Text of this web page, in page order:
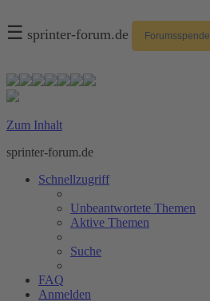
☰ sprinter-forum.de Forumsspende
Zum Inhalt
sprinter-forum.de
Schnellzugriff
Unbeantwortete Themen
Aktive Themen
Suche
FAQ
Anmelden